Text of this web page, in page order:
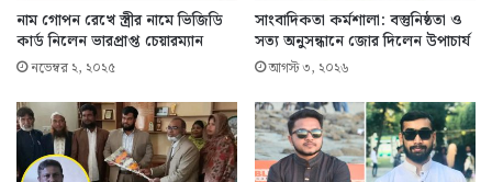
নাম গোপন রেখে স্ত্রীর নামে ভিজিডি
কার্ড নিলেন ভারপ্রাপ্ত চেয়ারম্যান
নভেম্বর ২, ২০২৫
সাংবাদিকতা কর্মশালা: বস্তুনিষ্ঠতা ও
সত্য অনুসন্ধানে জোর দিলেন উপাচার্য
আগস্ট ৩, ২০২৬